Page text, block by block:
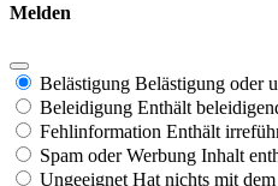
Melden
Belästigung Belästigung oder
Beleidigung Enthält
Fehlinformation Enthält
Spam oder Werbung Inhalt
Ungeeignet Hat nichts mit